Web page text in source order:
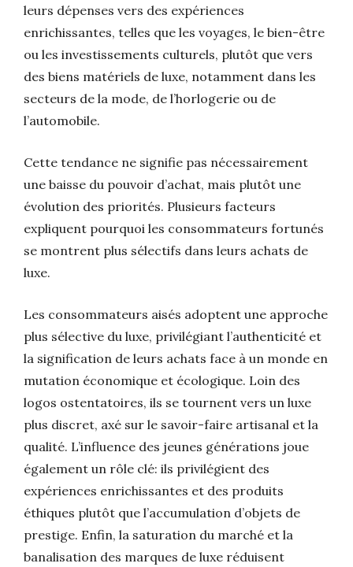
leurs dépenses vers des expériences
enrichissantes, telles que les voyages, le bien-être
ou les investissements culturels, plutôt que vers
des biens matériels de luxe, notamment dans les
secteurs de la mode, de l’horlogerie ou de
l’automobile.
Cette tendance ne signifie pas nécessairement
une baisse du pouvoir d’achat, mais plutôt une
évolution des priorités. Plusieurs facteurs
expliquent pourquoi les consommateurs fortunés
se montrent plus sélectifs dans leurs achats de
luxe.
Les consommateurs aisés adoptent une approche
plus sélective du luxe, privilégiant l’authenticité et
la signification de leurs achats face à un monde en
mutation économique et écologique. Loin des
logos ostentatoires, ils se tournent vers un luxe
plus discret, axé sur le savoir-faire artisanal et la
qualité. L’influence des jeunes générations joue
également un rôle clé: ils privilégient des
expériences enrichissantes et des produits
éthiques plutôt que l’accumulation d’objets de
prestige. Enfin, la saturation du marché et la
banalisation des marques de luxe réduisent